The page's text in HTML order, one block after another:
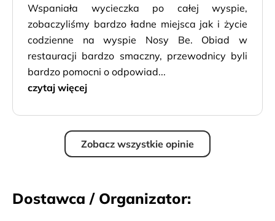
Wspaniała wycieczka po całej wyspie,
zobaczyliśmy bardzo ładne miejsca jak i życie
codzienne na wyspie Nosy Be. Obiad w
restauracji bardzo smaczny, przewodnicy byli
bardzo pomocni o odpowiad...
czytaj więcej
Zobacz wszystkie opinie
Dostawca / Organizator: